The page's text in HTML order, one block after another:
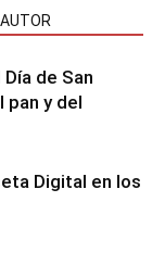
de San
pan y del
Digital en los